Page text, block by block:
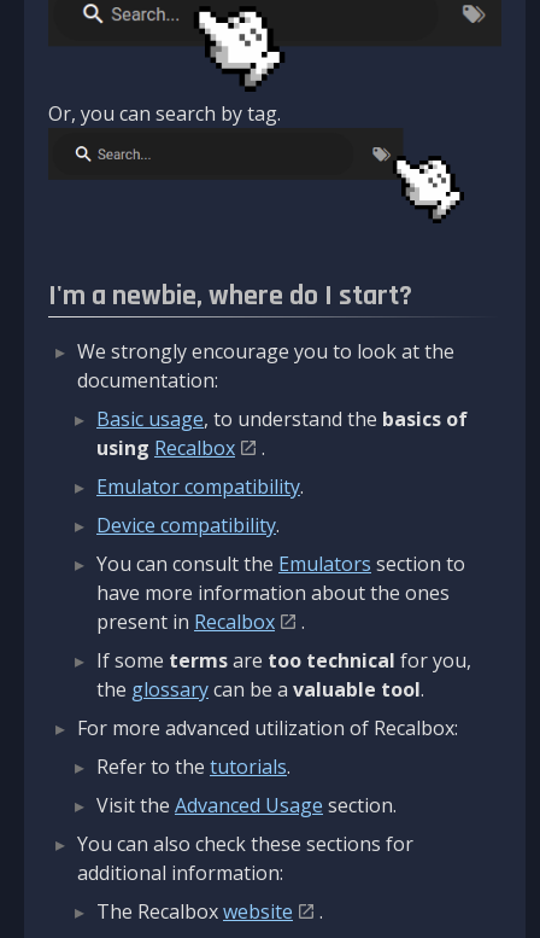
Or, you can search by tag.
I'm a newbie, where do I start?
We strongly encourage you to look at the
documentation:
Basic usage, to understand the basics of
using Recalbox
.
Emulator compatibility.
Device compatibility.
You can consult the Emulators section to
have more information about the ones
present in Recalbox
.
If some termsare too technical for you,
the glossarycan be a valuable tool.
For more advanced utilization of Recalbox:
Refer to the tutorials.
Visit the Advanced Usage section.
You can also check these sections for
additional information:
The Recalboxwebsite
.